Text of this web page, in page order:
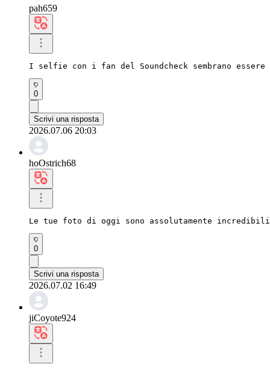
pah659
I selfie con i fan del Soundcheck sembrano
0
Scrivi una risposta
2026.07.06 20:03
hoOstrich68
Le tue foto di oggi sono assolutamente
0
Scrivi una risposta
2026.07.02 16:49
jiCoyote924